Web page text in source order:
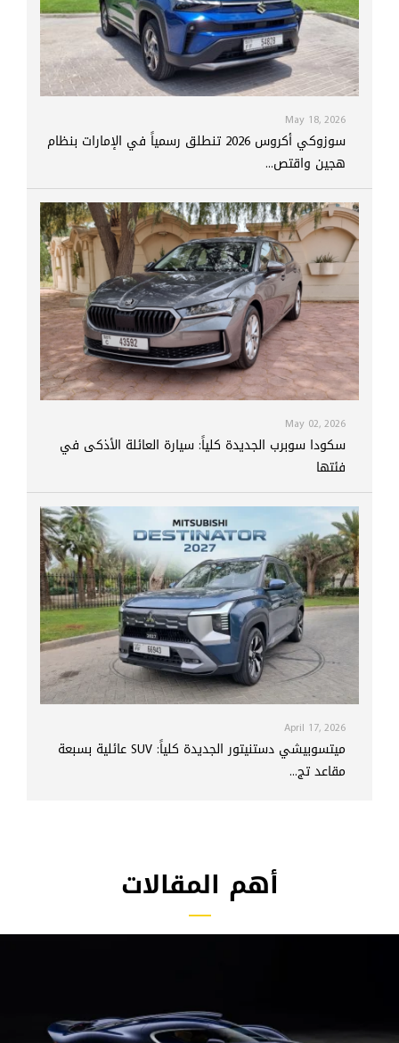
May 18, 2026
سوزوكي أكروس 2026 تنطلق رسمياً في الإمارات بنظام
هجين واقتص...
May 02, 2026
سكودا سوبرب الجديدة كلياً: سيارة العائلة الأذكى في
فئتها
April 17, 2026
ميتسوبيشي دستنيتور الجديدة كلياً: SUV عائلية بسبعة
مقاعد تج...
أهم المقالات